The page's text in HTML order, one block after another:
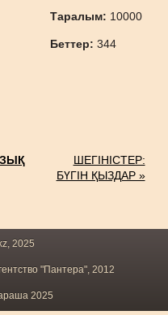
Таралым: 10000
Беттер:344
ШЕГІНІСТЕР:
БҮГІН ҚЫЗДАР »
2025
"Пантера", 2012
2025